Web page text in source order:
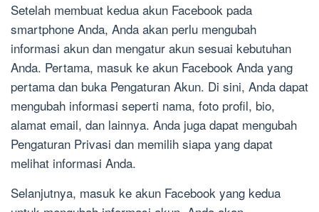
Setelah membuat kedua akun Facebook pada
smartphone Anda, Anda akan perlu mengubah
informasi akun dan mengatur akun sesuai kebutuhan
Anda. Pertama, masuk ke akun Facebook Anda yang
pertama dan buka Pengaturan Akun. Di sini, Anda dapat
mengubah informasi seperti nama, foto profil, bio,
alamat email, dan lainnya. Anda juga dapat mengubah
Pengaturan Privasi dan memilih siapa yang dapat
melihat informasi Anda.
Selanjutnya, masuk ke akun Facebook yang kedua